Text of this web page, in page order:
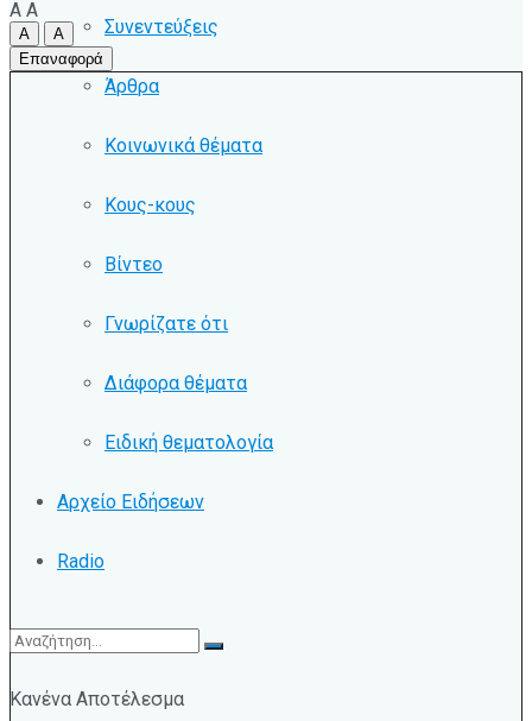
Συνεντεύξεις
Άρθρα
Κοινωνικά θέματα
Κους-κους
Βίντεο
Γνωρίζατε ότι
Διάφορα θέματα
Ειδική θεματολογία
Αρχείο Ειδήσεων
Radio
Κανένα Αποτέλεσμα
A A
A
A
Επαναφορά